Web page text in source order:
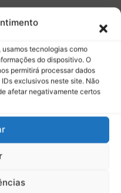
tecnologias como
do dispositivo. O
permitirá processar dados
exclusivos neste site. Não
afetar negativamente certos